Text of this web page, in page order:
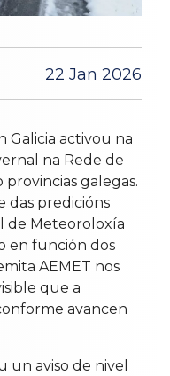
22 Jan 2026
Galicia activou na
na Rede de
provincias galegas.
das predicións
de Meteoroloxía
en función dos
AEMET nos
que a
avancen
un aviso de nivel